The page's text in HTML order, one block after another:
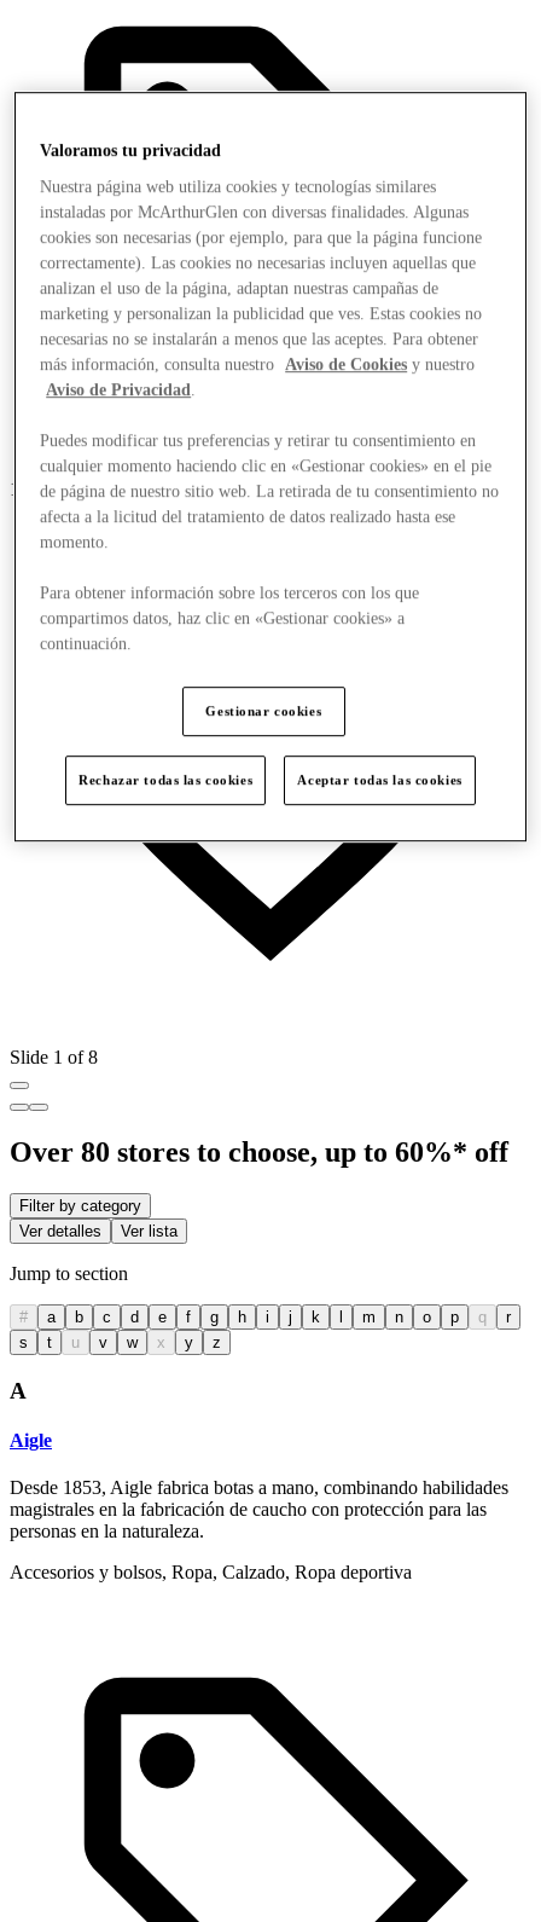
1 oferta más
Slide 1 of 8
Over 80 stores to choose, up to 60%* off
Filter by category
Ver detalles
Ver lista
Jump to section
# a b c d e f g h i j k m n o p q
r
s
t u v w x y z
A
Aigle
Desde 1853, Aigle fabrica botas a mano, combinando habilidades
magistrales en la fabricación de caucho con protección para las
personas en la naturaleza.
Accesorios y bolsos, Ropa, Calzado, Ropa deportiva
Valoramos tu privacidad
Nuestra página web utiliza cookies y tecnologías similares
instaladas por McArthurGlen con diversas finalidades. Algunas
cookies son necesarias (por ejemplo, para que la página funcione
correctamente). Las cookies no necesarias incluyen aquellas que
analizan el uso de la página, adaptan nuestras campañas de
marketing y personalizan la publicidad que ves. Estas cookies no
necesarias no se instalarán a menos que las aceptes. Para obtener
más información, consulta nuestro
Aviso de Cookies y nuestro
Aviso de Privacidad.
Puedes modificar tus preferencias y retirar tu consentimiento en
cualquier momento haciendo clic en «Gestionar cookies» en el pie
de página de nuestro sitio web. La retirada de tu consentimiento no
afecta a la licitud del tratamiento de datos realizado hasta ese
momento.
Para obtener información sobre los terceros con los que
compartimos datos, haz clic en «Gestionar cookies» a
continuación.
Gestionar cookies
Rechazar todas las cookies Aceptar todas las cookies